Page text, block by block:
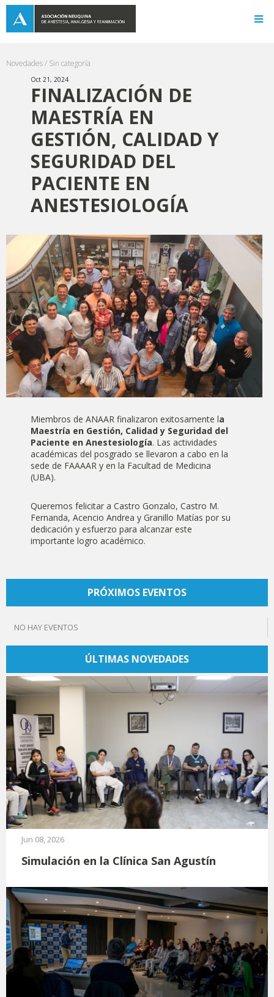
Novedades / Sin categoría
Oct 21, 2024
FINALIZACIÓN DE
MAESTRÍA EN
GESTIÓN, CALIDAD Y
SEGURIDAD DEL
PACIENTE EN
ANESTESIOLOGÍA
Miembros de ANAAR finalizaron exitosamente la
Maestría en Gestión, Calidad y Seguridad del
Paciente en Anestesiología. Las actividades
académicas del posgrado se llevaron a cabo en la
sede de FAAAAR y en la Facultad de Medicina
(UBA).
Queremos felicitar a Castro Gonzalo, Castro M.
Fernanda, Acencio Andrea y Granillo Matías por su
dedicación y esfuerzo para alcanzar este
importante logro académico.
PRÓXIMOS EVENTOS
NO HAY EVENTOS
ÚLTIMAS NOVEDADES
Jun 08, 2026
Simulación en la Clínica San Agustín